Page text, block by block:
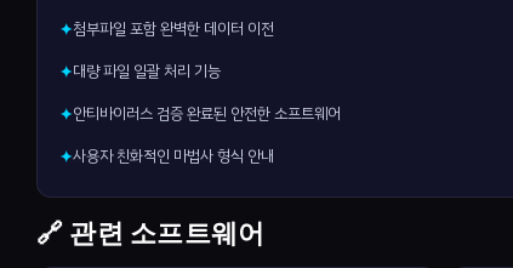
✦첨부파일 포함 완벽한 데이터 이전
✦대량 파일 일괄 처리 기능
✦안티바이러스 검증 완료된 안전한 소프트웨어
✦사용자 친화적인 마법사 형식 안내
🔗 관련 소프트웨어